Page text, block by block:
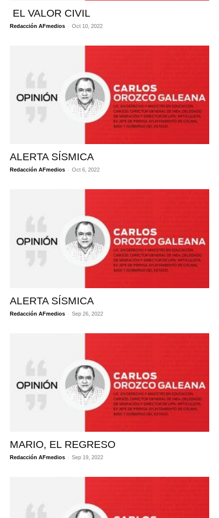
EL VALOR CIVIL
Redacción AFmedios - Oct 10, 2022
ALERTA SÍSMICA
Redacción AFmedios - Oct 6, 2022
ALERTA SÍSMICA
Redacción AFmedios - Sep 26, 2022
MARIO, EL REGRESO
Redacción AFmedios - Sep 19, 2022